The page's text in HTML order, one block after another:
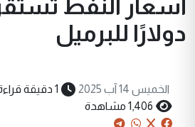
دولارًا للبرميل
الخميس 14 آب 2025 1 دقيقة قراءة
1,406 مشاهدة